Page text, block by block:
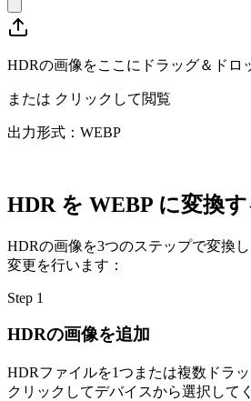
HDRの画像をここにドラッグ＆ドロ
または クリックして閲覧
出力形式：WEBP
HDR を WEBP に変換
HDRの画像を3つのステップで変換
変更を行います：
Step 1
HDRの画像を追加
HDRファイルを1つまたは複数ドラ
クリックしてデバイスから選択して